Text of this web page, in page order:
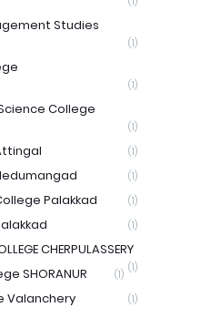
Studies
(1)
(1)
College
(1)
(1)
(1)
Palakkad (1)
(1)
CHERPULASSERY
(1)
SHORANUR (1)
Valanchery (1)